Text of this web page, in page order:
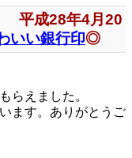
成28年4月20
いい銀行印◎
らえました。
ます。ありがとうご